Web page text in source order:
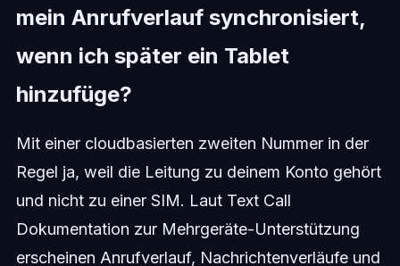
mein Anrufverlauf synchronisiert,
wenn ich später ein Tablet
hinzufüge?
Mit einer cloudbasierten zweiten Nummer in der
Regel ja, weil die Leitung zu deinem Konto gehört
und nicht zu einer SIM. Laut Text Call
Dokumentation zur Mehrgeräte-Unterstützung
erscheinen Anrufverlauf, Nachrichtenverläufe und